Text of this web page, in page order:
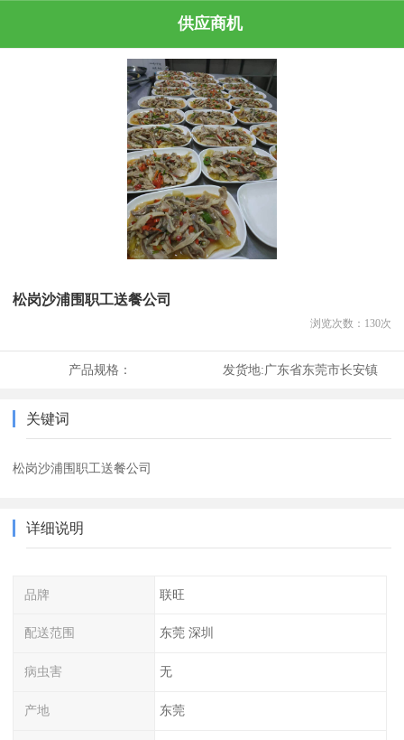
供应商机
松岗沙浦围职工送餐公司
浏览次数： 130次
产品规格： 发货地:广东省东莞市长安镇
关键词
松岗沙浦围职工送餐公司
详细说明
品牌 联旺
配送范围 东莞 深圳
病虫害 无
产地 东莞